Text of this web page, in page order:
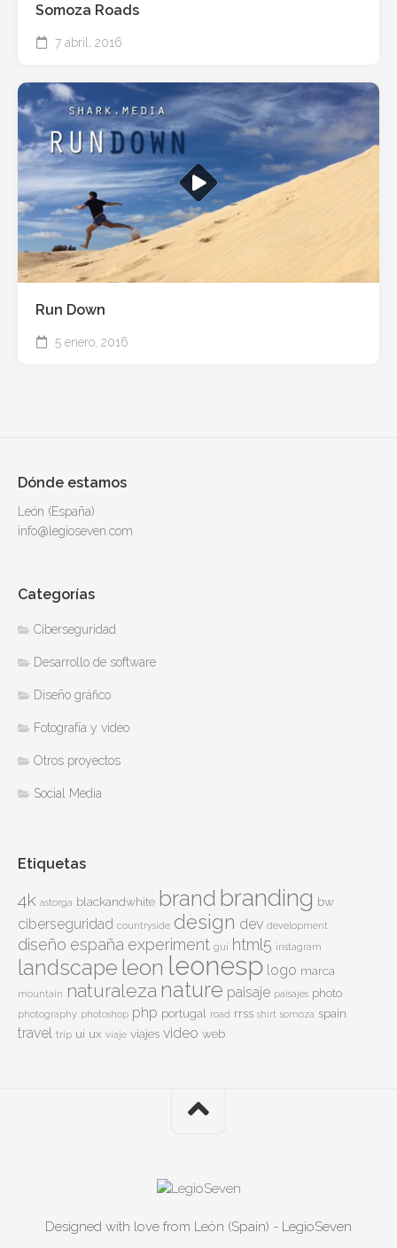
Somoza Roads
7 abril, 2016
Run Down
5 enero, 2016
Dónde estamos
León (España)
info@legioseven.com
Categorías
Ciberseguridad
Desarrollo de software
Diseño gráfico
Fotografía y video
Otros proyectos
Social Media
Etiquetas
4k astorga blackandwhite brand branding bw
ciberseguridad countryside design dev development
diseño españa experiment gui html5 instagram
landscape leon leonesp logo marca
mountain naturaleza nature paisaje paisajes photo
photography photoshop php portugal road rrss shirt somoza spain
travel trip ui ux viaje viajes video web
Designed with love from León (Spain) - LegioSeven